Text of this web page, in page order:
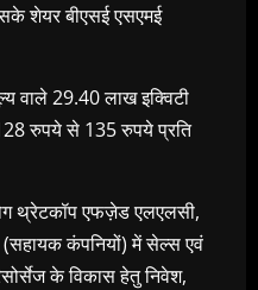
शेयर बीएसई एसएमई
29.40 लाख इक्विटी
रुपये से 135 रुपये प्रति
थ्रेटकॉप एफज़ेड एलएलसी,
कंपनियों) में सेल्स एवं
के विकास हेतु निवेश,